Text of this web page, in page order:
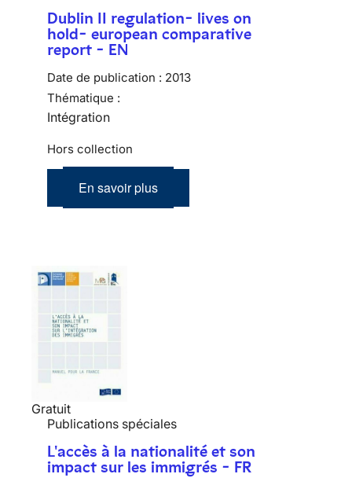
Dublin II regulation- lives on
hold- european comparative
report - EN
Date de publication : 2013
Thématique :
Intégration
Hors collection
En savoir plus
Gratuit
Publications spéciales
L'accès à la nationalité et son
impact sur les immigrés - FR